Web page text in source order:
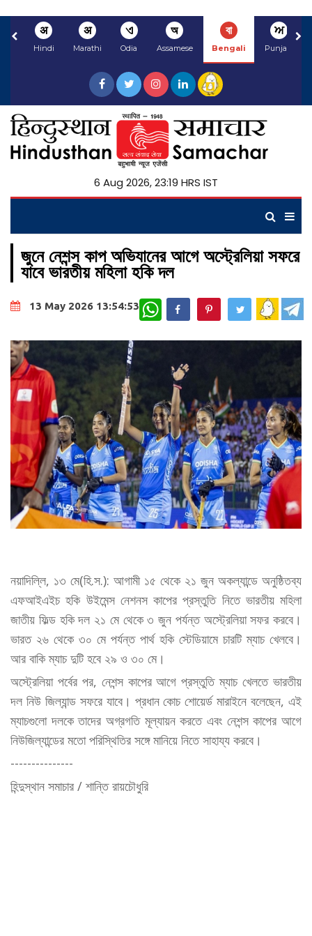
अ
Hindi
अ
Marathi
ଏ
Odia
অ
Assamese
বা
Bengali
ਅ
Punjabi
6 Aug 2026, 23:19 HRS IST
জুনে নেশন্স কাপ অভিযানের আগে অস্ট্রেলিয়া সফরে
যাবে ভারতীয় মহিলা হকি দল
13 May 2026 13:54:53 WhatsApp
নয়াদিল্লি, ১৩ মে(হি.স.): আগামী ১৫ থেকে ২১ জুন অকল্যান্ডে অনুষ্ঠিতব্য
এফআইএইচ হকি উইমেন্স নেশনস কাপের প্রস্তুতি নিতে ভারতীয় মহিলা
জাতীয় ফিল্ড হকি দল ২১ মে থেকে ৩ জুন পর্যন্ত অস্ট্রেলিয়া সফর করবে।
ভারত ২৬ থেকে ৩০ মে পর্যন্ত পার্থ হকি স্টেডিয়ামে চারটি ম্যাচ খেলবে।
আর বাকি ম্যাচ দুটি হবে ২৯ ও ৩০ মে।
অস্ট্রেলিয়া পর্বের পর, নেশন্স কাপের আগে প্রস্তুতি ম্যাচ খেলতে ভারতীয়
দল নিউ জিল্যান্ড সফরে যাবে। প্রধান কোচ শোয়ের্ড মারাইনে বলেছেন, এই
ম্যাচগুলো দলকে তাদের অগ্রগতি মূল্যায়ন করতে এবং নেশন্স কাপের আগে
নিউজিল্যান্ডের মতো পরিস্থিতির সঙ্গে মানিয়ে নিতে সাহায্য করবে।
---------------
হিন্দুস্থান সমাচার / শান্তি রায়চৌধুরি